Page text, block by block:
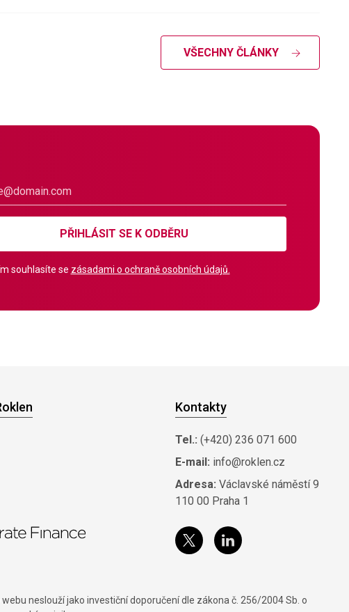
VŠECHNY ČLÁNKY
PŘIHLÁSIT SE K ODBĚRU
souhlasíte se zásadami o ochraně osobních údajů.
Kontakty
Tel.: (+420) 236 071 600
E-mail: info@roklen.cz
Adresa: Václavské náměstí 9
110 00 Praha 1
neslouží jako investiční doporučení dle zákona č. 256/2004 Sb. o